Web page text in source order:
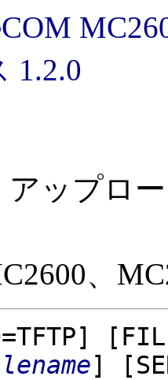
1.2.0
アップロ
、
]